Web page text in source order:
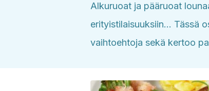
Alkuruoat ja pääruoat
erityistilaisuuksiin... Tässä
vaihtoehtoja sekä kertoo